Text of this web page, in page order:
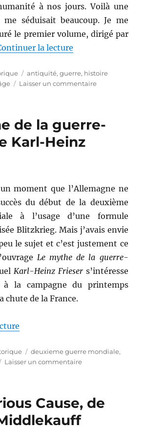
à nos jours. Voilà une
séduisait beaucoup. Je me
le premier volume, dirigé par
la lecture
Étiquettes
antiquité,guerre, histoire
Laisser un commentairesur
T.1
Âge,
par
Giusto
Traina
de la guerre-
Karl-Heinz
moment que l’Allemagne ne
du début de la deuxième
à l’usage d’une formule
Blitzkrieg. Mais j’avais envie
le sujet et c’est justement ce
Le mythe de la guerre-
Karl-Heinz Friesers’intéresse
la campagne du printemps
chute de la France.
Étiquettes
deuxieme guerre mondiale,
Laisser un commentairesur
la
Cause, de